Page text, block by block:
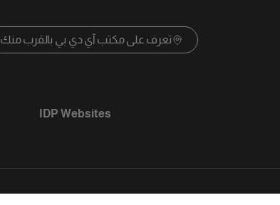
تعرف على مكتب آي دي بي بالقرب منك
IDP Websites